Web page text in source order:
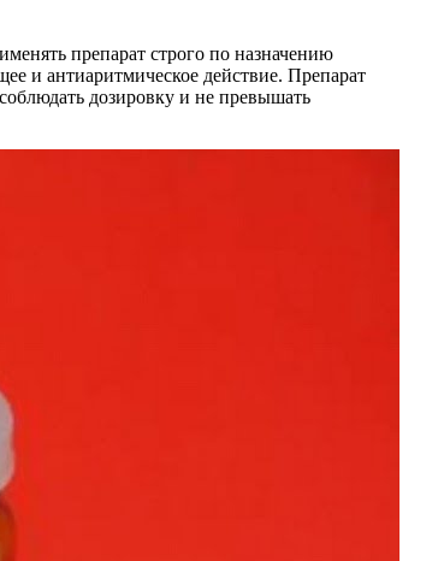
препарат строго по назначению
и антиаритмическое действие. Препарат
дозировку и не превышать